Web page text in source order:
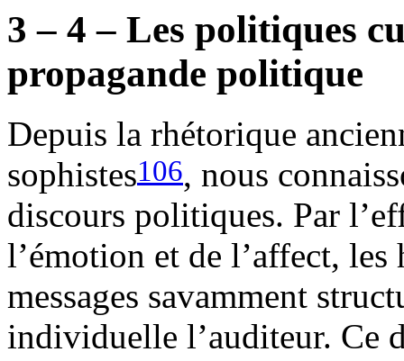
3 – 4 – Les politiques
propagande politique
Depuis la rhétorique
sophistes106, nous
discours politiques. Par
l’émotion et de l’affect,
messages savamment
individuelle l’auditeur. Ce